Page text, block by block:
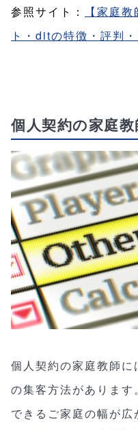
参照サイト：
【家庭
ト・ditの特徴・評判・
個人契約の家庭
個人契約の家庭教師
の集客方法がありま
できるご家庭の幅が